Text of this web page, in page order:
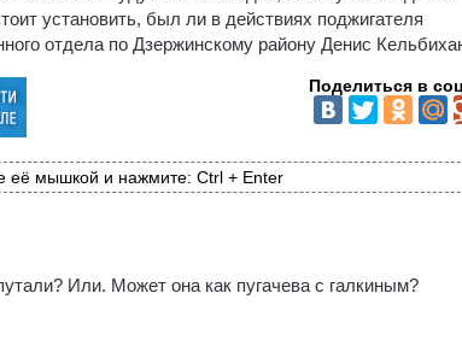
установить, был ли в действиях поджигателя
отдела по Дзержинскому району Денис
Поделиться в
её мышкой и нажмите: Ctrl + Enter
Или. Может она как пугачева с галкиным?